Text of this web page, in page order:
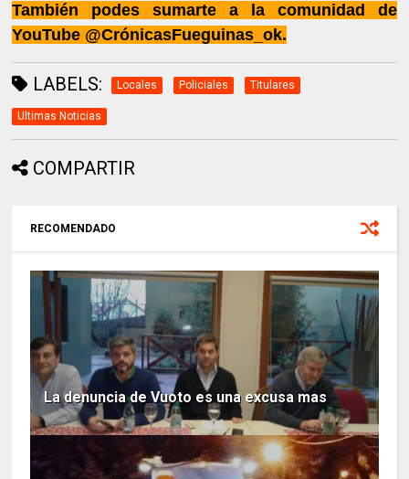
También podes sumarte a la comunidad de
YouTube @CrónicasFueguinas_ok.
LABELS: Locales Policiales Titulares
Ultimas Noticias
COMPARTIR
RECOMENDADO
La denuncia de Vuoto es una excusa mas